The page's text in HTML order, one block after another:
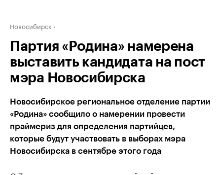
Новосибирск
Партия «Родина» намерена
выставить кандидата на пост
мэра Новосибирска
Новосибирское региональное отделение партии
«Родина» сообщило о намерении провести
праймериз для определения партийцев,
которые будут участвовать в выборах мэра
Новосибирска в сентябре этого года